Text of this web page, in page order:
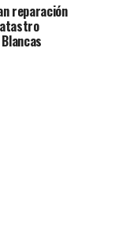
reparación